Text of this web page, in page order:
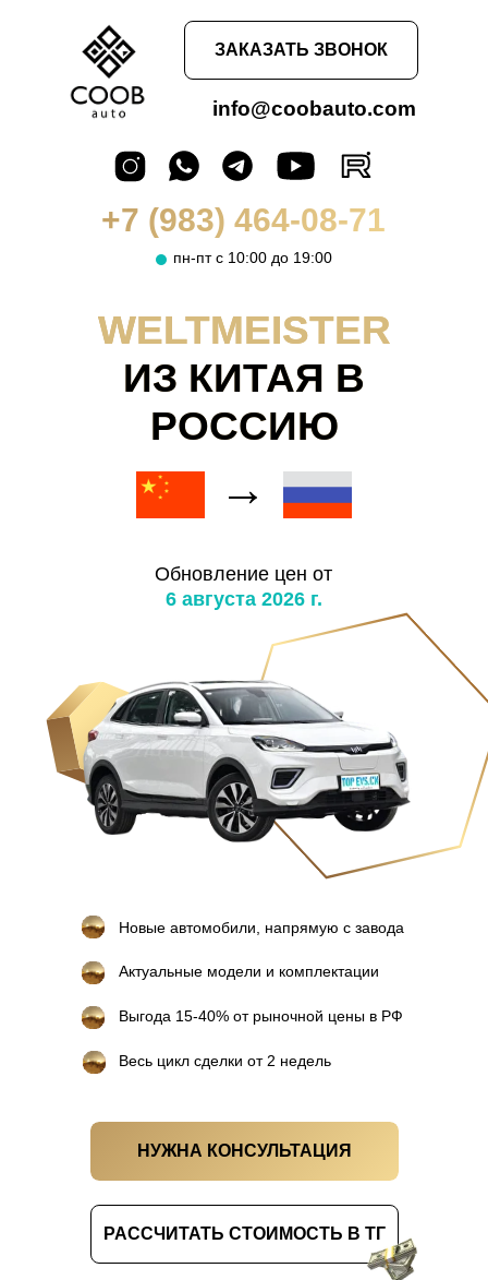
+7 (983) 464-08-71
info@coobauto.com
пн-пт с 10:00 до 19:00
ЗАКАЗАТЬ ЗВОНОК
WELTMEISTER
ИЗ КИТАЯ В
РОССИЮ
Актуальные модели и комплектации
Новые автомобили, напрямую с завода
Выгода 15-40% от рыночной цены в РФ
6 августа 2026 г.
Обновление цен от
Весь цикл сделки от 2 недель
→
РАССЧИТАТЬ СТОИМОСТЬ В ТГ
НУЖНА КОНСУЛЬТАЦИЯ